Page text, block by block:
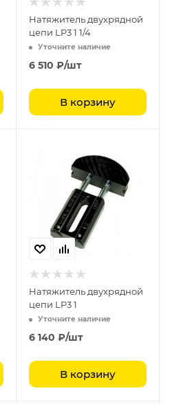
Натяжитель двухрядной
цепи LP3 1 1/4
Уточните наличие
6 510 ₽/шт
В корзину
Натяжитель двухрядной
цепи LP3 1
Уточните наличие
6 140 ₽/шт
В корзину